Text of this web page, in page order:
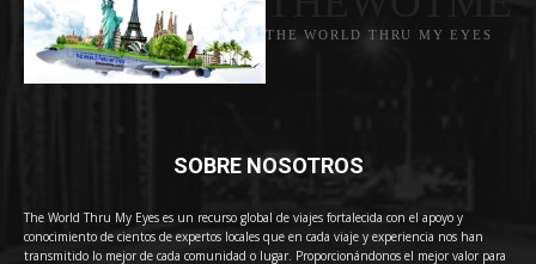
THE WORLD THRU MY EYES
SOBRE NOSOTROS
The World Thru My Eyes es un recurso global de viajes fortalecida con el apoyo y
conocimiento de cientos de expertos locales que en cada viaje y experiencia nos han
transmitido lo mejor de cada comunidad o lugar. Proporcionándonos el mejor valor para